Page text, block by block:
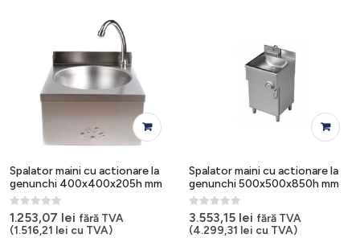
Spalator maini cu actionare la
genunchi 400x400x205h mm
0 out of 5
1.253,07 lei fără TVA
(1.516,21 lei cu TVA)
Spalator maini cu actionare la
genunchi 500x500x850h mm
0out of 5
3.553,15 lei fără TVA
(4.299,31 lei cu TVA)